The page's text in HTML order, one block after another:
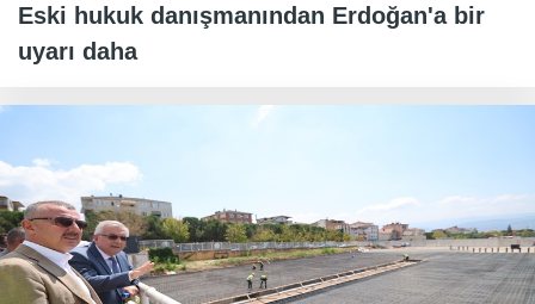
Eski hukuk danışmanından Erdoğan'a bir
uyarı daha